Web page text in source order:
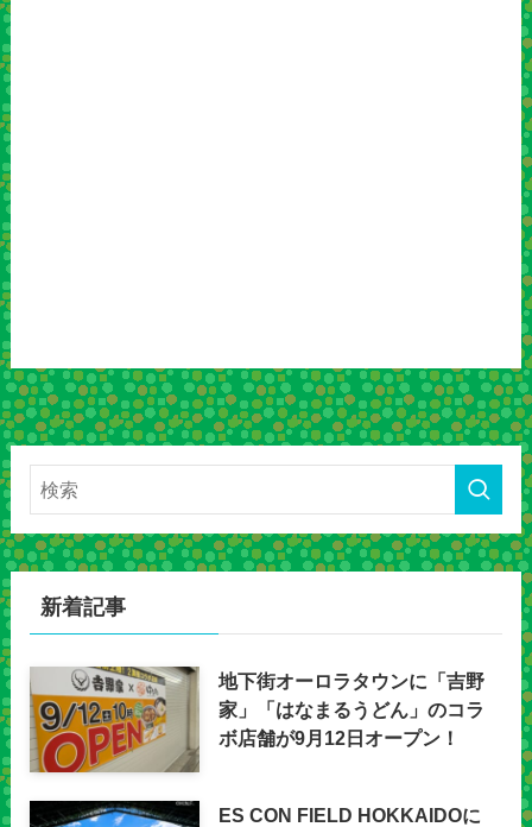
新着記事
地下街オーロラタウンに「吉野
家」「はなまるうどん」のコラ
ボ店舗が9月12日オープン！
ES CON FIELD HOKKAIDOに